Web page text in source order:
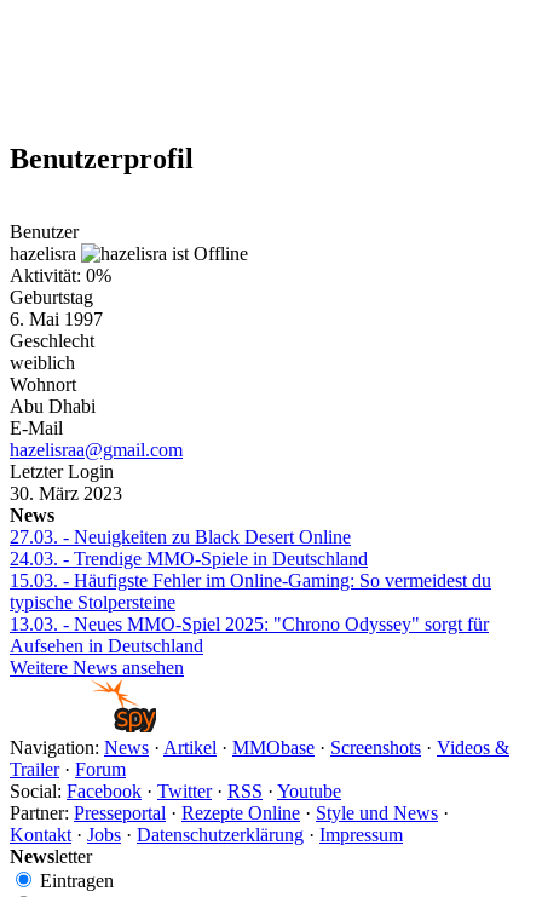
Benutzerprofil
Benutzer
hazelisra
Aktivität: 0%
Geburtstag
6. Mai 1997
Geschlecht
weiblich
Wohnort
Abu Dhabi
E-Mail
hazelisraa@gmail.com
Letzter Login
30. März 2023
News
27.03. - Neuigkeiten zu Black Desert Online
24.03. - Trendige MMO-Spiele in Deutschland
15.03. - Häufigste Fehler im Online-Gaming: So vermeidest du
typische Stolpersteine
13.03. - Neues MMO-Spiel 2025: "Chrono Odyssey" sorgt für
Aufsehen in Deutschland
Weitere News ansehen
Navigation: News · Artikel · MMObase · Screenshots · Videos &
Trailer· Forum
Social: Facebook · Twitter· RSS · Youtube
Partner: Presseportal · Rezepte Online · Style und News ·
Kontakt · Jobs · Datenschutzerklärung · Impressum
Newsletter
Eintragen